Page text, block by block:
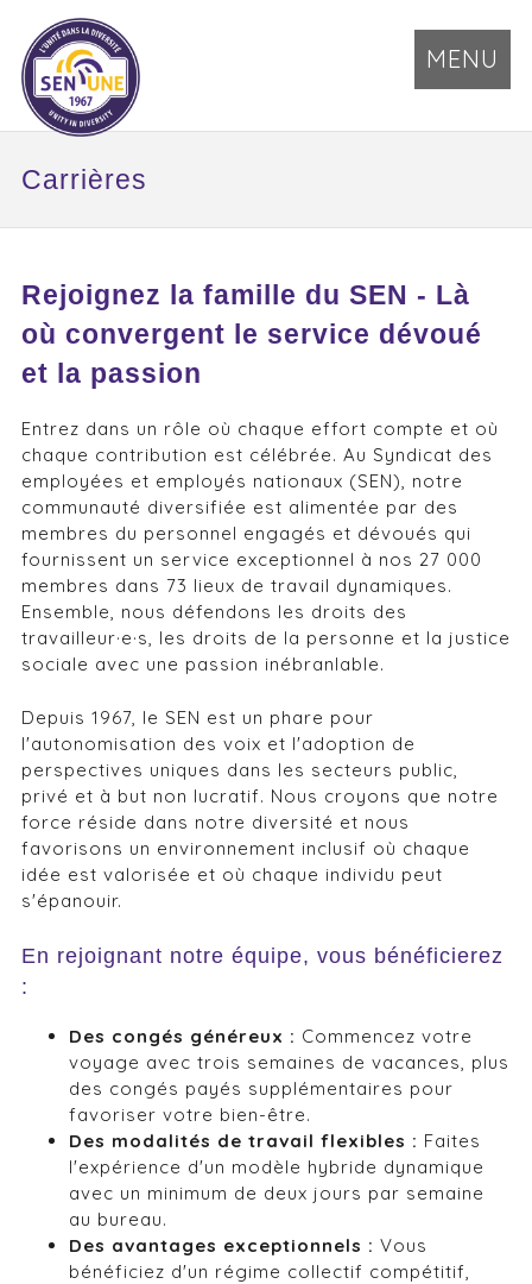
MENU
Carrières
Rejoignez la famille du SEN - Là
où convergent le service dévoué
et la passion
Entrez dans un rôle où chaque effort compte et où
chaque contribution est célébrée. Au Syndicat des
employées et employés nationaux (SEN), notre
communauté diversifiée est alimentée par des
membres du personnel engagés et dévoués qui
fournissent un service exceptionnel à nos 27 000
membres dans 73 lieux de travail dynamiques.
Ensemble, nous défendons les droits des
travailleur·e·s, les droits de la personne et la justice
sociale avec une passion inébranlable.
Depuis 1967, le SEN est un phare pour
l'autonomisation des voix et l'adoption de
perspectives uniques dans les secteurs public,
privé et à but non lucratif. Nous croyons que notre
force réside dans notre diversité et nous
favorisons un environnement inclusif où chaque
idée est valorisée et où chaque individu peut
s'épanouir.
En rejoignant notre équipe, vous bénéficierez
:
Des congés généreux : Commencez votre
voyage avec trois semaines de vacances, plus
des congés payés supplémentaires pour
favoriser votre bien-être.
Des modalités de travail flexibles : Faites
l'expérience d'un modèle hybride dynamique
avec un minimum de deux jours par semaine
au bureau.
Des avantages exceptionnels : Vous
bénéficiez d'un régime collectif compétitif,